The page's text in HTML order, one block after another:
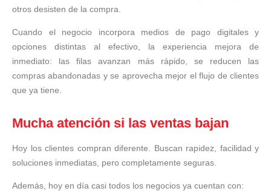
otros desisten de la compra.
Cuando el negocio incorpora medios de pago digitales y
opciones distintas al efectivo, la experiencia mejora de
inmediato: las filas avanzan más rápido, se reducen las
compras abandonadas y se aprovecha mejor el flujo de clientes
que ya tiene.
Mucha atención si las ventas bajan
Hoy los clientes compran diferente. Buscan rapidez, facilidad y
soluciones inmediatas, pero completamente seguras.
Además, hoy en día casi todos los negocios ya cuentan con: